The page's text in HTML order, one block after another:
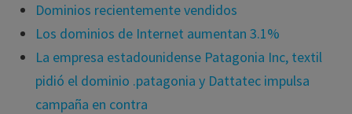
Dominios recientemente vendidos
Los dominios de Internet aumentan 3.1%
La empresa estadounidense Patagonia Inc, textil
pidió el dominio .patagonia y Dattatec impulsa
campaña en contra